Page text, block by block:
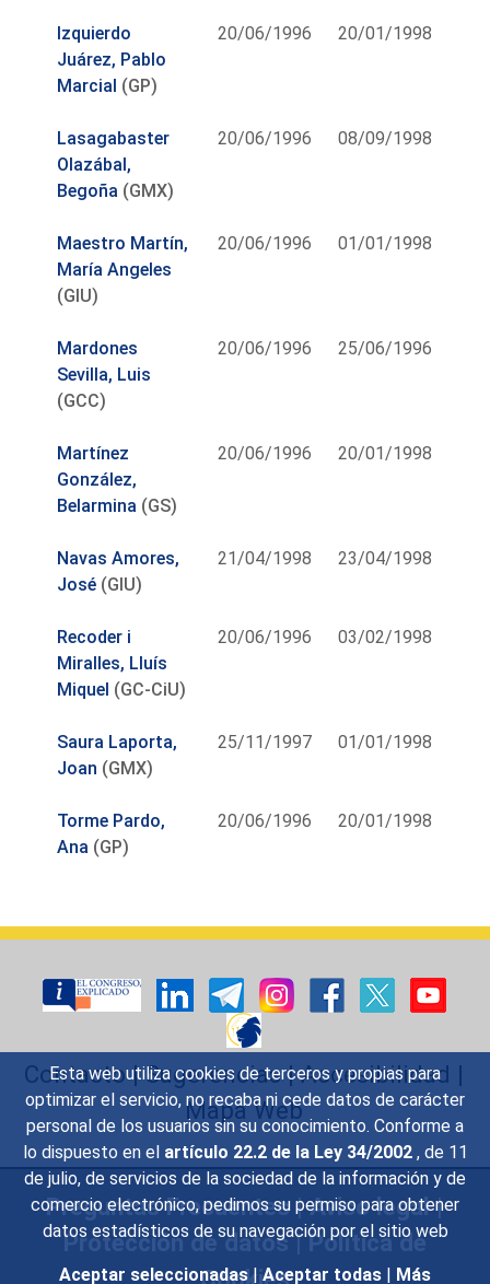
Esta web utiliza cookies de terceros y propias para
optimizar el servicio, no recaba ni cede datos de carácter
personal de los usuarios sin su conocimiento. Conforme a
lo dispuesto en el artículo 22.2 de la Ley 34/2002 , de 11
de julio, de servicios de la sociedad de la información y de
comercio electrónico, pedimos su permiso para obtener
datos estadísticos de su navegación por el sitio web
Aceptar seleccionadas | Aceptar todas | Más
Izquierdo
Juárez, Pablo
Marcial (GP)
20/06/1996 20/01/1998
Lasagabaster
Olazábal,
Begoña (GMX)
20/06/1996 08/09/1998
Maestro Martín,
María Angeles
(GIU)
20/06/1996 01/01/1998
Mardones
Sevilla, Luis
(GCC)
20/06/1996 25/06/1996
Martínez
González,
Belarmina (GS)
20/06/1996 20/01/1998
Navas Amores,
José (GIU)
21/04/1998 23/04/1998
Recoder i
Miralles, Lluís
Miquel (GC-CiU)
20/06/1996 03/02/1998
Saura Laporta,
Joan (GMX)
25/11/1997 01/01/1998
Torme Pardo,
Ana (GP)
20/06/1996 20/01/1998
Contacto|Sugerencias|Accesibilidad |
Mapa Web
Preguntas Frecuentes|Aviso legal|
Protección de datos|Política de